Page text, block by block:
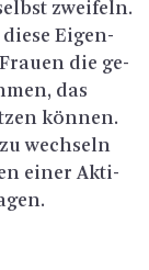
zwei­feln.
Ei­gen­
die ge­
das
kön­nen.
wech­seln
einer Ak­ti­